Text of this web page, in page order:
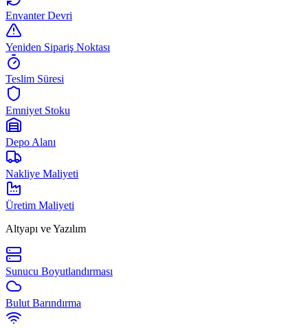
Envanter Devri
Yeniden Sipariş Noktası
Teslim Süresi
Emniyet Stoku
Depo Alanı
Nakliye Maliyeti
Üretim Maliyeti
Altyapı ve Yazılım
Sunucu Boyutlandırması
Bulut Barındırma